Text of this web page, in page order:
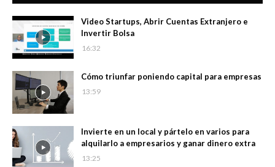
Video Startups, Abrir Cuentas Extranjero e
Invertir Bolsa
16:32
Cómo triunfar poniendo capital para empresas
13:59
Invierte en un local y pártelo en varios para
alquilarlo a empresarios y ganar dinero extra
13:25